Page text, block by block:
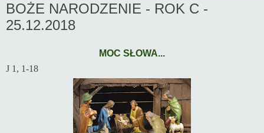
BOŻE NARODZENIE - ROK C -
25.12.2018
MOC SŁOWA...
J 1, 1-18